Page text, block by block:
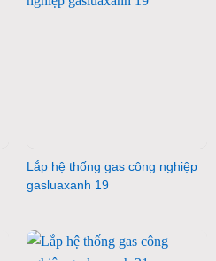
Lắp hệ thống gas công nghiệp
gasluaxanh 19